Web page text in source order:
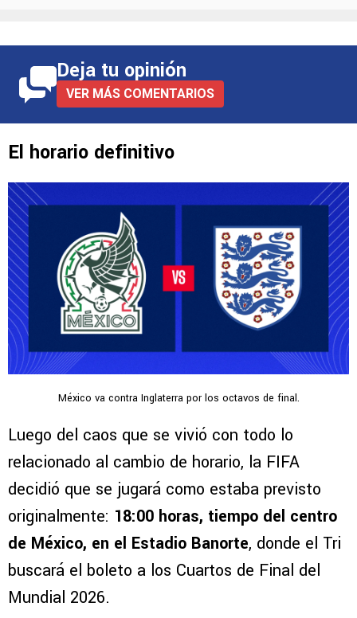
Deja tu opinión
VER MÁS COMENTARIOS
El horario definitivo
México va contra Inglaterra por los octavos de final.
Luego del caos que se vivió con todo lo
relacionado al cambio de horario, la FIFA
decidió que se jugará como estaba previsto
originalmente: 18:00 horas, tiempo del centro
de México, en el Estadio Banorte, donde el Tri
buscará el boleto a los Cuartos de Final del
Mundial 2026.